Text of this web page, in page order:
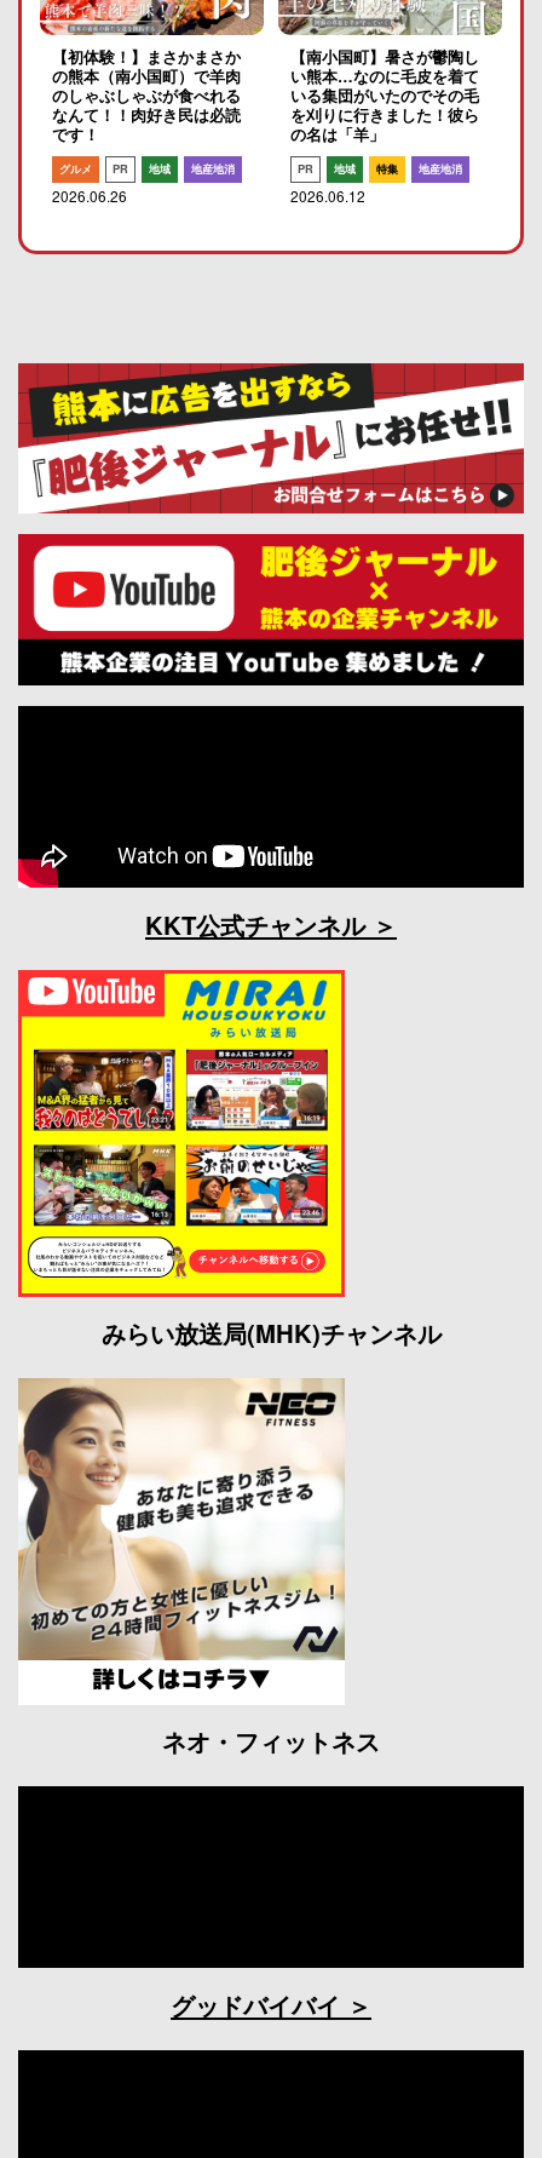
【初体験！】まさかまさか
の熊本（南小国町）で羊肉
のしゃぶしゃぶが食べれる
なんて！！肉好き民は必読
です！
グルメ PR 地域 地産地消
2026.06.26
【南小国町】暑さが鬱陶し
い熊本…なのに毛皮を着て
いる集団がいたのでその毛
を刈りに行きました！彼ら
の名は「羊」
PR 地域 特集 地産地消
2026.06.12
KKT公式チャンネル
みらい放送局(MHK)チャンネル
ネオ・フィットネス
グッドバイバイ